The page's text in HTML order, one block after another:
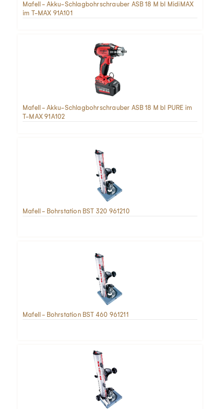
Mafell - Akku-Schlagbohrschrauber ASB 18 M bl MidiMAX
im T-MAX 91A101
Mafell - Akku-Schlagbohrschrauber ASB 18 M bl PURE im
T-MAX 91A102
Mafell - Bohrstation BST 320 961210
Mafell - Bohrstation BST 460 961211